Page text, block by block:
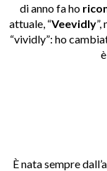
di anno fa ho
attuale, “Veevidly
“vividly”: ho
È nata sempre